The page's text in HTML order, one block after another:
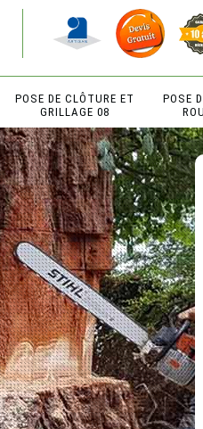
POSE DE CLÔTURE ET
GRILLAGE 08
POSE